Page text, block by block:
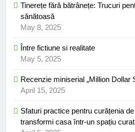
Tinerețe fără bătrânețe: Trucuri
sănătoasă
May 8, 2025
Între fictiune si realitate
May 5, 2025
Recenzie miniserial „Million Dollar
April 15, 2025
Sfaturi practice pentru curățenia
transformi casa într-un spațiu